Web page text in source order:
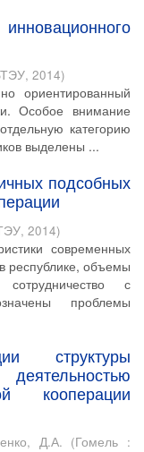
, 2014)
ориентированный
Особое внимание
категорию
выделены ...
подсобных
, 2014)
современных
республике, объемы
с
проблемы
структуры
кооперации
Д.А. (Гомель :